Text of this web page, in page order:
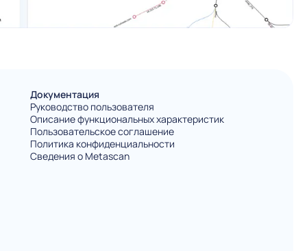
Документация
Руководство пользователя
Описание функциональных характеристик
Пользовательское соглашение
Политика конфиденциальности
Сведения о Metascan